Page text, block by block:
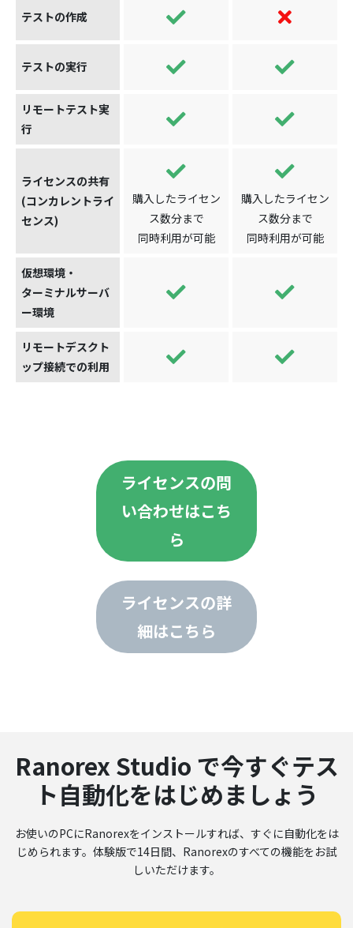
テストの作成
テストの実行
リモートテスト実
行
ライセンスの共有
(コンカレントライ
センス)
購入したライセン
ス数分まで
同時利用が可能
購入したライセン
ス数分まで
同時利用が可能
仮想環境・
ターミナルサーバ
ー環境
リモートデスクト
ップ接続での利用
ライセンスの問
い合わせはこち
ら
ライセンスの詳
細はこちら
Ranorex Studio で今すぐテス
ト自動化をはじめましょう
お使いのPCにRanorexをインストールすれば、すぐに自動化をは
じめられます。体験版で14日間、Ranorexのすべての機能をお試
しいただけます。